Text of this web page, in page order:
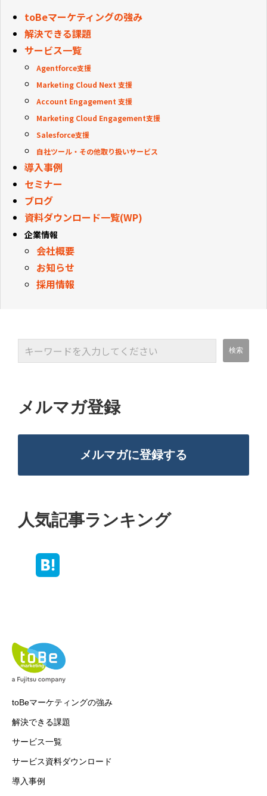
toBeマーケティングの強み
解決できる課題
サービス一覧
Agentforce支援
Marketing Cloud Next 支援
Account Engagement 支援
Marketing Cloud Engagement支援
Salesforce支援
自社ツール・その他取り扱いサービス
導入事例
セミナー
ブログ
資料ダウンロード一覧(WP)
企業情報
会社概要
お知らせ
採用情報
メルマガ登録
メルマガに登録する
人気記事ランキング
toBeマーケティングの強み
解決できる課題
サービス一覧
サービス資料ダウンロード
導入事例